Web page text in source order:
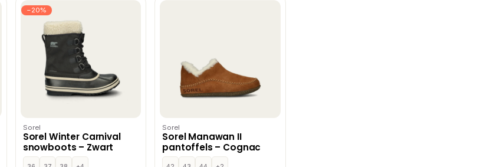
−20%
Sorel
Sorel Winter Carnival
snowboots – Zwart
Sorel
Sorel Manawan II
pantoffels – Cognac